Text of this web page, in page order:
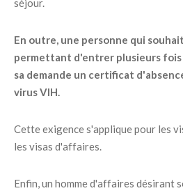
séjour.
En outre, une personne qui
permettant d'entrer plusieurs fois
sa demande un certificat
virus VIH.
Cette exigence s'applique pour les
les visas d'affaires.
Enfin, un homme d'affaires désirant